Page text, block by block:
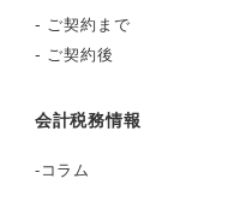
- ご契約まで
- ご契約後
会計税務情報
-コラム